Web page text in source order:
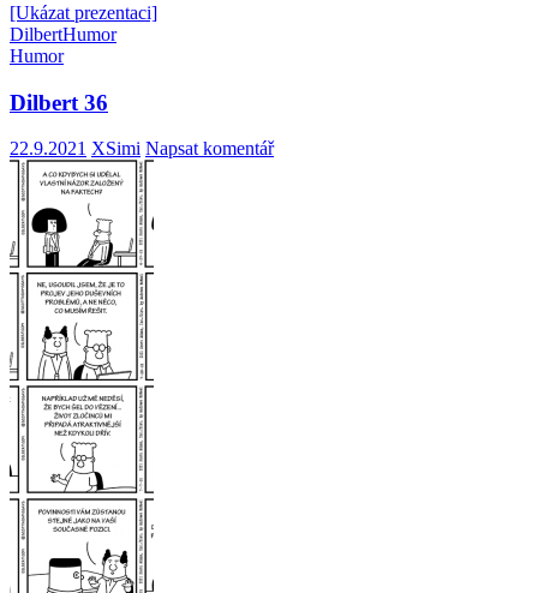
[Ukázat prezentaci]
DilbertHumor
Humor
Dilbert 36
22.9.2021 XSimi Napsat komentář